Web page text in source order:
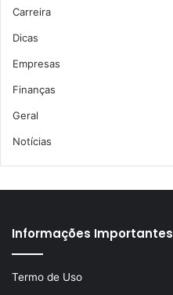
Carreira
Dicas
Empresas
Finanças
Geral
Notícias
Informações Importantes
Termo de Uso